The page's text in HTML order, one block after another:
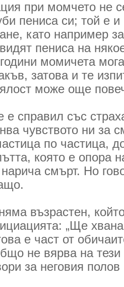
при момчето не
пениса си; той е и
като например
пениса на
момичета
затова и те
може още
е справил със
чувството ни за
по частица,
която е опора
смърт. Но
възрастен,
„Ще
е част от
не вярва на тези
за неговия